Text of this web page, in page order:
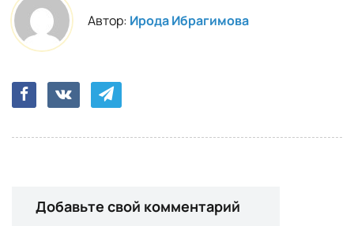
Автор: Ирода Ибрагимова
Добавьте свой комментарий